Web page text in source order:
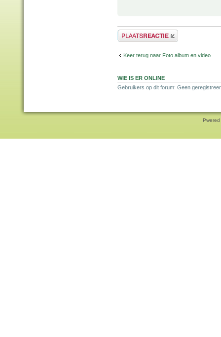
Plaats een reactie
Keer terug naar Foto album en video
WIE IS ER ONLINE
Gebruikers op dit forum: Geen